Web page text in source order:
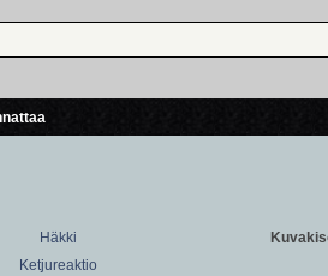
Häkki
Ketjureaktio